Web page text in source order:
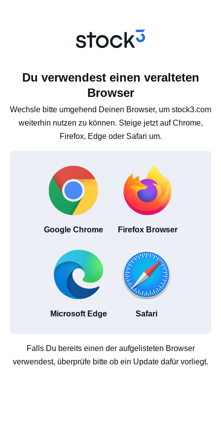
Du verwendest einen veralteten
Browser
Wechsle bitte umgehend Deinen Browser, um stock3.com
weiterhin nutzen zu können. Steige jetzt auf Chrome,
Firefox, Edge oder Safari um.
Google Chrome Firefox Browser
Microsoft Edge Safari
Falls Du bereits einen der aufgelisteten Browser
verwendest, überprüfe bitte ob ein Update dafür vorliegt.